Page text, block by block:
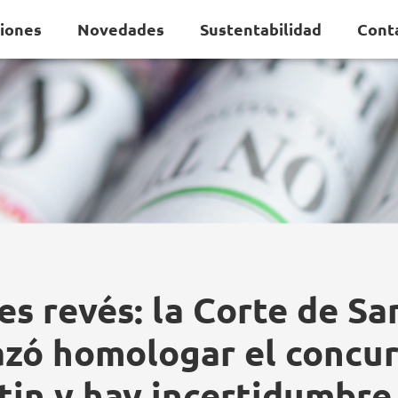
Novedades Sustentabilidad
revés: la Corte de
homologar el